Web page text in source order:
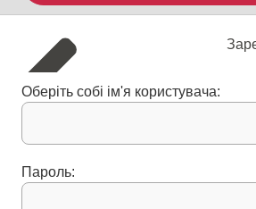
Оберіть собі ім'я користувача:
Пароль: